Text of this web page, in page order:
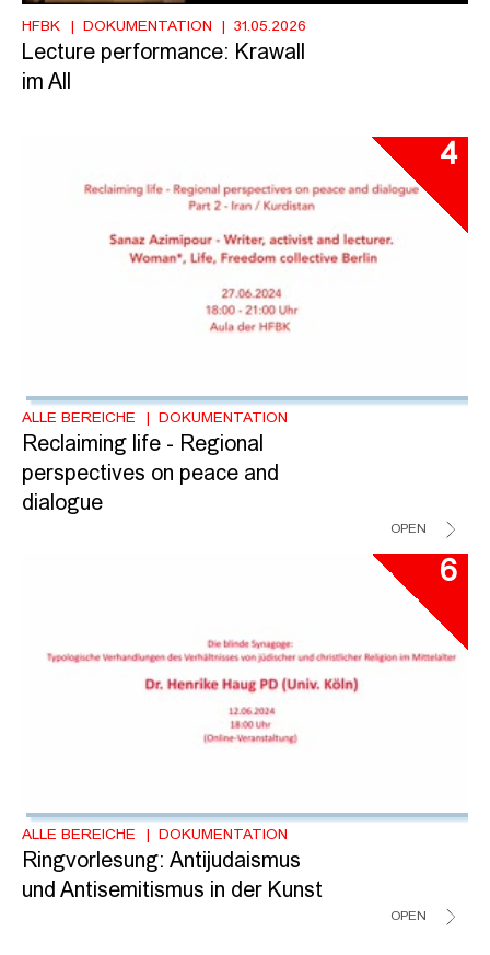
HFBK DOKUMENTATION 31.05.2026
Lecture performance: Krawall
im All
4
ALLE BEREICHE DOKUMENTATION
Reclaiming life - Regional
perspectives on peace and
dialogue
OPEN
6
ALLE BEREICHE DOKUMENTATION
Ringvorlesung: Antijudaismus
und Antisemitismus in der Kunst
OPEN